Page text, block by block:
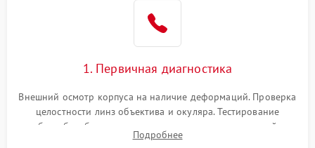
1. Первичная диагностика
Внешний осмотр корпуса на наличие деформаций. Проверка
целостности линз объектива и окуляра. Тестирование
работы барабанчиков ввода поправок, кольца отстройки
параллакса и зума. Выявление сколов, внутренних
Подробнее